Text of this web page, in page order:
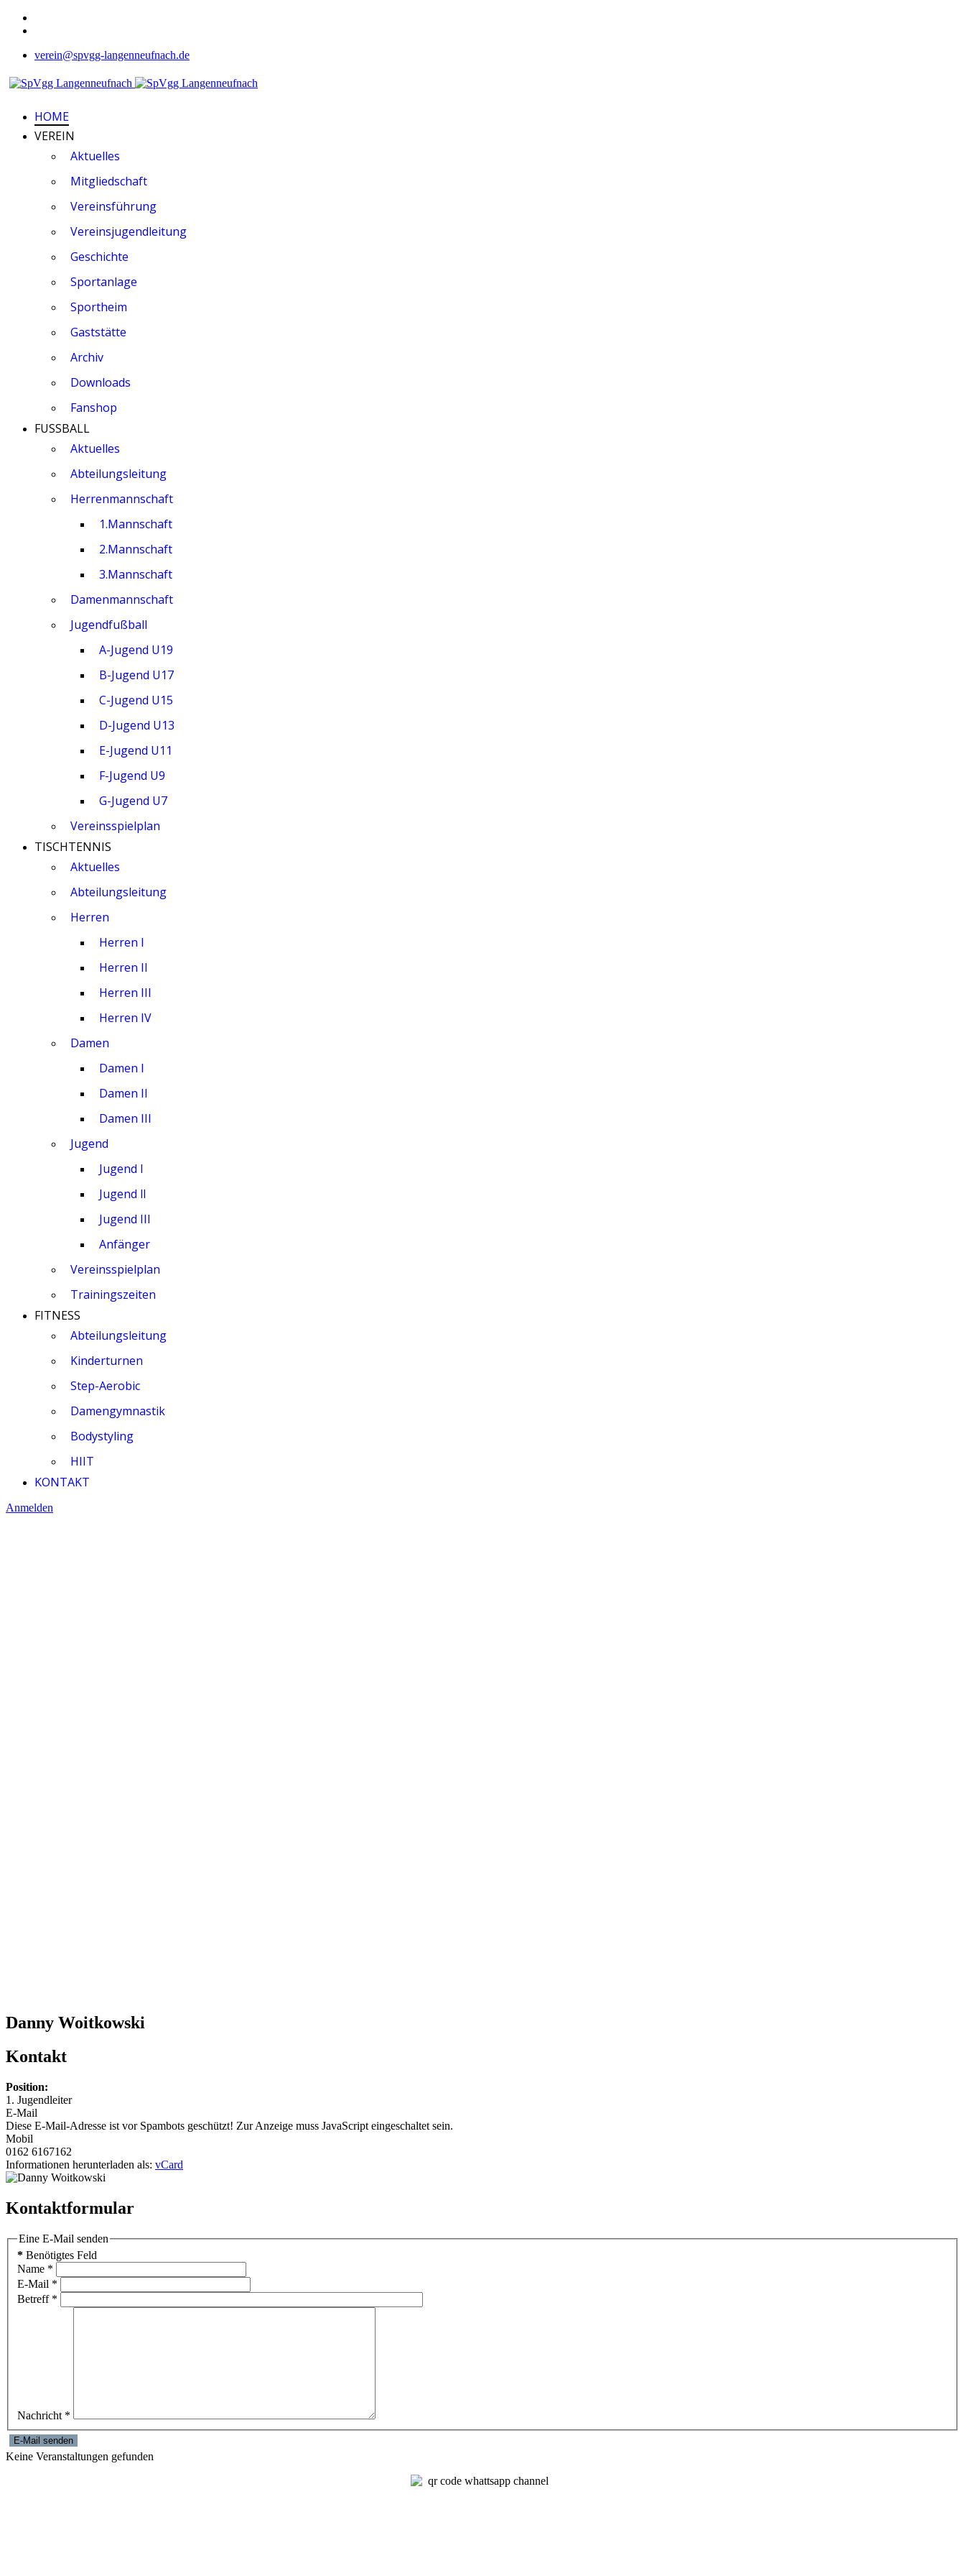
verein@spvgg-langenneufnach.de
HOME
VEREIN
Aktuelles
Mitgliedschaft
Vereinsführung
Vereinsjugendleitung
Geschichte
Sportanlage
Sportheim
Gaststätte
Archiv
Downloads
Fanshop
FUSSBALL
Aktuelles
Abteilungsleitung
Herrenmannschaft
1.Mannschaft
2.Mannschaft
3.Mannschaft
Damenmannschaft
Jugendfußball
A-Jugend U19
B-Jugend U17
C-Jugend U15
D-Jugend U13
E-Jugend U11
F-Jugend U9
G-Jugend U7
Vereinsspielplan
TISCHTENNIS
Aktuelles
Abteilungsleitung
Herren
Herren I
Herren II
Herren III
Herren IV
Damen
Damen I
Damen II
Damen III
Jugend
Jugend I
Jugend ll
Jugend III
Anfänger
Vereinsspielplan
Trainingszeiten
FITNESS
Abteilungsleitung
Kinderturnen
Step-Aerobic
Damengymnastik
Bodystyling
HIIT
KONTAKT
Anmelden
Danny Woitkowski
Kontakt
Position:
1. Jugendleiter
E-Mail
Diese E-Mail-Adresse ist vor Spambots geschützt! Zur Anzeige muss JavaScript eingeschaltet sein.
Mobil
0162 6167162
Informationen herunterladen als: vCard
Kontaktformular
Eine E-Mail senden
* Benötigtes Feld
Name *
E-Mail *
Betreff*
Nachricht *
E-Mail senden
Keine Veranstaltungen gefunden